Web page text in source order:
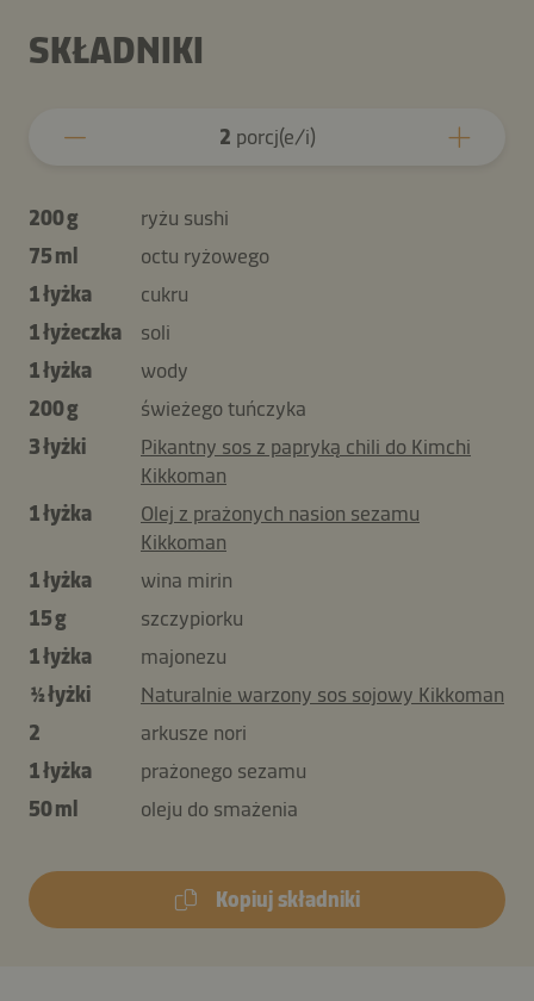
SKŁADNIKI
2 porcj(e/i)
200 g
ryżu sushi
75 ml
octu ryżowego
1 łyżka
cukru
1 łyżeczka
soli
1 łyżka
wody
200 g
świeżego tuńczyka
3 łyżki
Pikantny sos z papryką chili do Kimchi
Kikkoman
1 łyżka
Olej z prażonych nasion sezamu
Kikkoman
1 łyżka
wina mirin
15 g
szczypiorku
1 łyżka
majonezu
½ łyżki
Naturalnie warzony sos sojowy Kikkoman
2
arkusze nori
1 łyżka
prażonego sezamu
50 ml
oleju do smażenia
Kopiuj składniki